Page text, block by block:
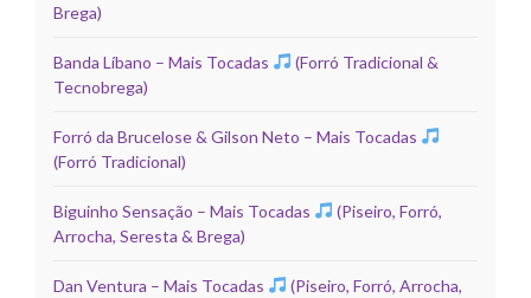
Brega)
Banda Líbano – Mais Tocadas
(Forró Tradicional &
Tecnobrega)
Forró da Brucelose & Gilson Neto – Mais Tocadas
(Forró Tradicional)
Biguinho Sensação – Mais Tocadas
(Piseiro, Forró,
Arrocha, Seresta & Brega)
Dan Ventura – Mais Tocadas
(Piseiro, Forró, Arrocha,